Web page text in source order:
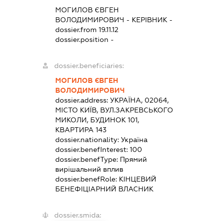
МОГИЛОВ ЄВГЕН
ВОЛОДИМИРОВИЧ - КЕРІВНИК -
dossier.from 19.11.12
dossier.position -
dossier.beneficiaries:
МОГИЛОВ ЄВГЕН
ВОЛОДИМИРОВИЧ
dossier.address:УКРАЇНА, 02064,
МІСТО КИЇВ, ВУЛ.ЗАКРЕВСЬКОГО
МИКОЛИ, БУДИНОК 101,
КВАРТИРА 143
dossier.nationality:Україна
dossier.benefInterest:100
dossier.benefType: Прямий
вирішальний вплив
dossier.benefRole: КІНЦЕВИЙ
БЕНЕФІЦІАРНИЙ ВЛАСНИК
dossier.smida: